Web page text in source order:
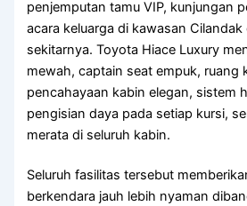
penjemputan tamu VIP, kunjungan
acara keluarga di kawasan Cilandak
sekitarnya. Toyota Hiace Luxury
mewah, captain seat empuk, ruang
pencahayaan kabin elegan, sistem
pengisian daya pada setiap kursi,
merata di seluruh kabin.
Seluruh fasilitas tersebut
berkendara jauh lebih nyaman